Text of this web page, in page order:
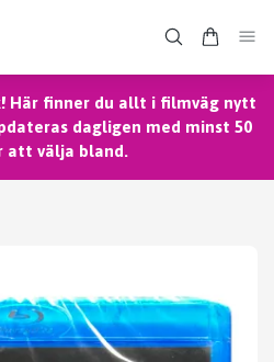
Här finner du allt i filmväg nytt
dagligen med minst 50
att välja bland.